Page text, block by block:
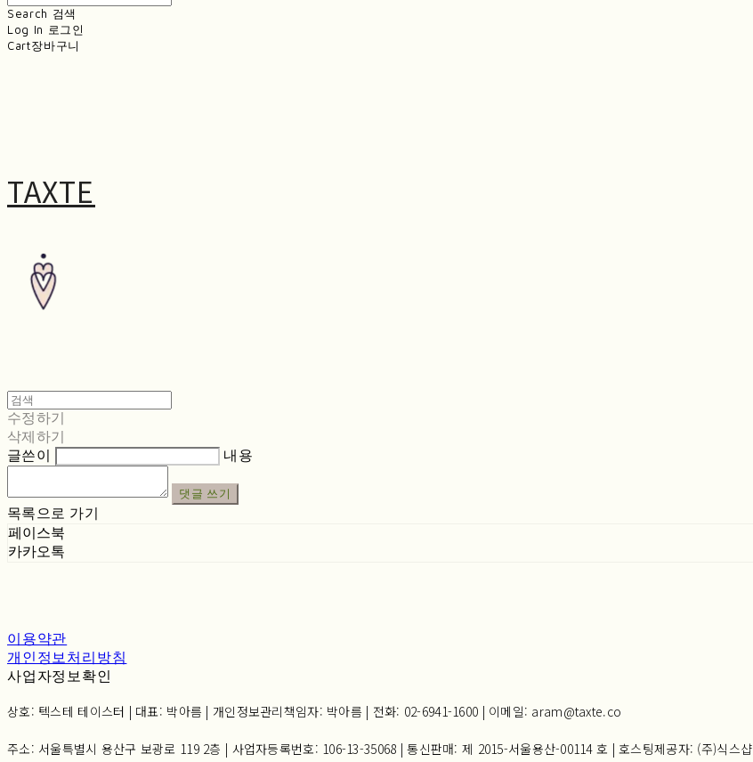
Search 검색
Log In 로그인
Cart장바구니
TAXTE
수정하기
삭제하기
글쓴이
내용
댓글 쓰기
목록으로 가기
페이스북
카카오톡
이용약관
개인정보처리방침
사업자정보확인
상호: 텍스테 테이스터 | 대표: 박아름 | 개인정보관리책임자: 박아름 | 전화: 02-6941-1600 | 이메일: aram@taxte.co
주소: 서울특별시 용산구 보광로 119 2층 | 사업자등록번호: 106-13-35068 | 통신판매: 제 2015-서울용산-00114 호 | 호스팅제공자: (주)식스샵